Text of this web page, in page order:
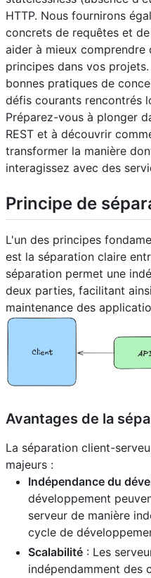
HTTP. Nous fournirons
concrets de requêtes et
aider à mieux
principes dans vos
bonnes pratiques de
défis courants rencontrés
Préparez-vous à plonger
REST et à découvrir
transformer la manière
interagissez avec des
Principe de
L'un des principes
est la séparation claire
séparation permet une
deux parties, facilitant
maintenance des
Avantages de la
La séparation client-
majeurs :
Indépendance du
développement
serveur de manière
cycle de
Scalabilité : Les
indépendamment des